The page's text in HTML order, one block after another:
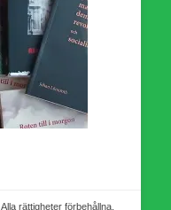
. Alla rättigheter förbehållna.